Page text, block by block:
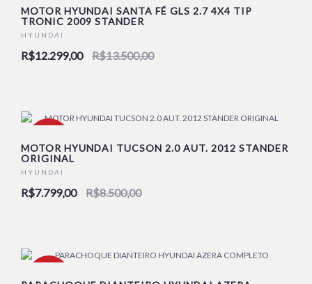
MOTOR HYUNDAI SANTA FÉ GLS 2.7 4X4 TIP
TRONIC 2009 STANDER
HYUNDAI
R$12.299,00 R$13.500,00
MOTOR HYUNDAI TUCSON 2.0 AUT. 2012 STANDER
ORIGINAL
HYUNDAI
R$7.799,00 R$8.500,00